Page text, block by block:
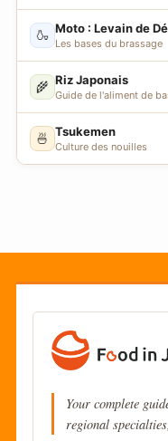
🍶 Moto : Levain de
Les bases du brassage
🌾 Riz Japonais
Guide de l'aliment de
🍜 Tsukemen
Culture des nouilles
Your complete
regional